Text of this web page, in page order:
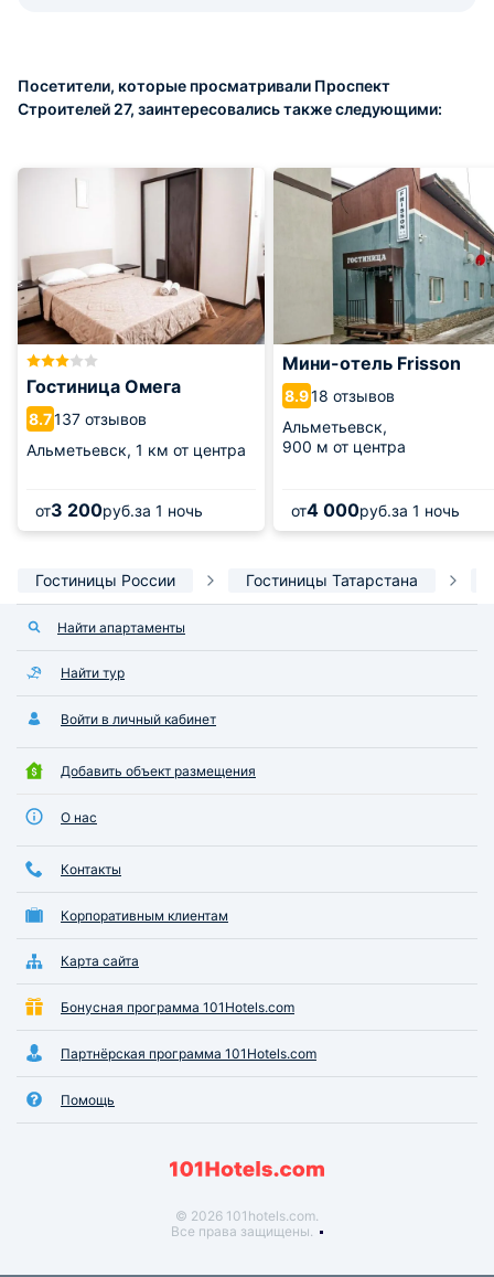
Посетители, которые просматривали Проспект
Строителей 27, заинтересовались также следующими:
Гостиница Омега
8.7137 отзывов
Альметьевск, 1 км от центра
от3 200руб.за 1 ночь
Мини-отель Frisson
8.918 отзывов
Альметьевск,
900 м от центра
от4 000руб.за 1 ночь
Гостиницы России Гостиницы Татарстана
Найти апартаменты
Найти тур
Войти в личный кабинет
Добавить объект размещения
О нас
Контакты
Корпоративным клиентам
Карта сайта
Бонусная программа 101Hotels.com
Партнёрская программа 101Hotels.com
Помощь
© 2026 101hotels.com.
Все права защищены.